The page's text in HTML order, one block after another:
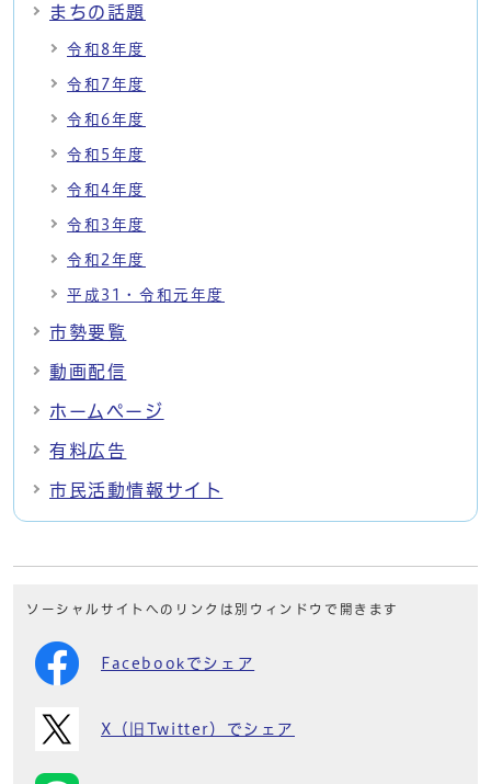
まちの話題
令和8年度
令和7年度
令和6年度
令和5年度
令和4年度
令和3年度
令和2年度
平成31・令和元年度
市勢要覧
動画配信
ホームページ
有料広告
市民活動情報サイト
ソーシャルサイトへのリンクは別ウィンドウで開きます
Facebookでシェア
X（旧Twitter）でシェア